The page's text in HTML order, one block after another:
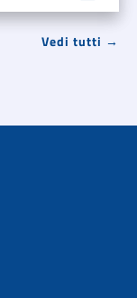
Vedi tutti →